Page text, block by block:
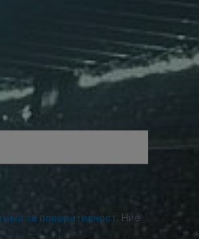
за поверителност. Ние